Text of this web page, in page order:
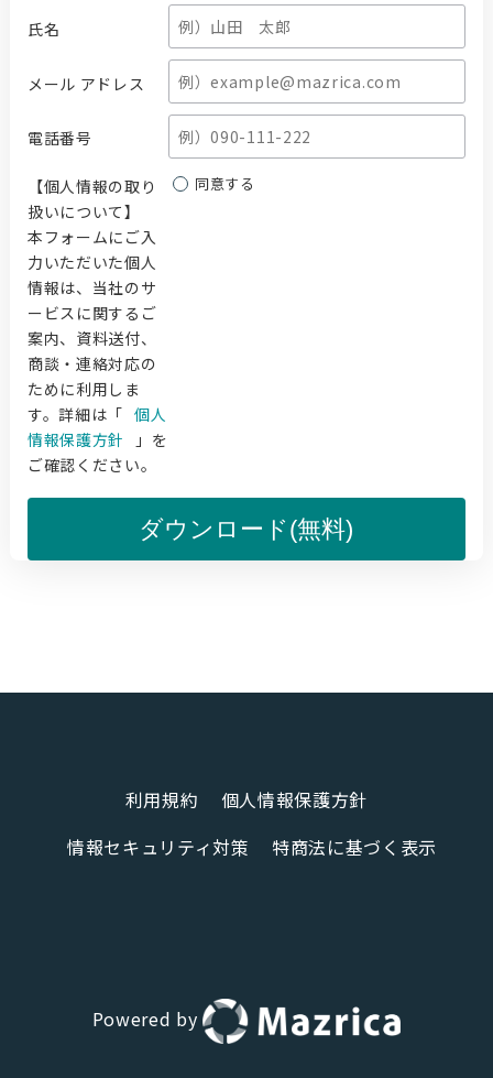
氏名
メール アドレス
電話番号
【個人情報の取り
扱いについて】
本フォームにご入
力いただいた個人
情報は、当社のサ
ービスに関するご
案内、資料送付、
商談・連絡対応の
ために利用しま
す。詳細は「 個人
情報保護方針
」を
ご確認ください。
同意する
ダウンロード(無料)
利用規約
個人情報保護方針
情報セキュリティ対策
特商法に基づく表示
Powered by